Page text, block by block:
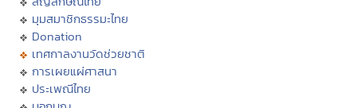
มุมสมาชิกธรรมะไทย
Donation
เทศกาลงานวัดช่วยชาติ
การเผยแผ่ศาสนา
ประเพณีไทย